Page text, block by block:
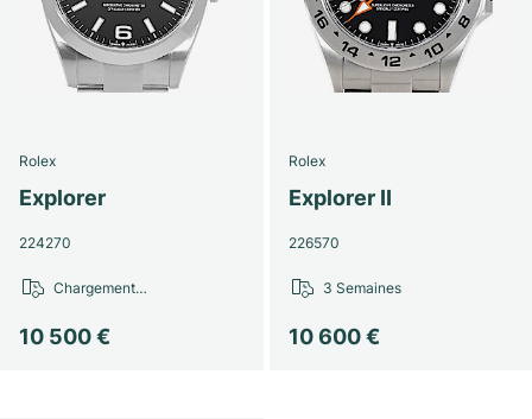
Montres pour femmes
Montres pour femmes
Rolex
Explorer
224270
10 500 €
Chargement…
Rolex
Explorer II
226570
10 600 €
3 Semaines